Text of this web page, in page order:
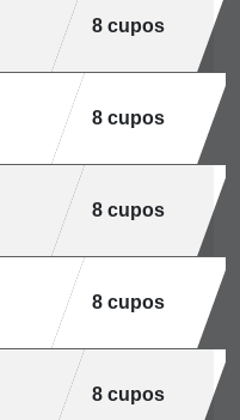
8 cupos
8 cupos
8 cupos
8 cupos
8 cupos